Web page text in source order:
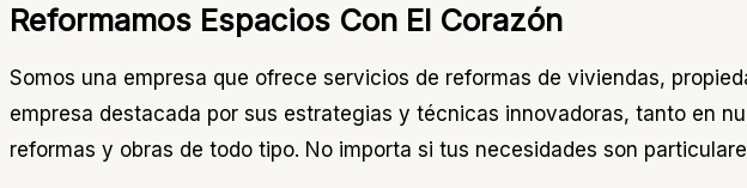
Reformamos Espacios Con El Corazón
Somos una empresa que ofrece servicios de reformas de viviendas,
empresa destacada por sus estrategias y técnicas innovadoras, tanto en
reformas y obras de todo tipo. No importa si tus necesidades son